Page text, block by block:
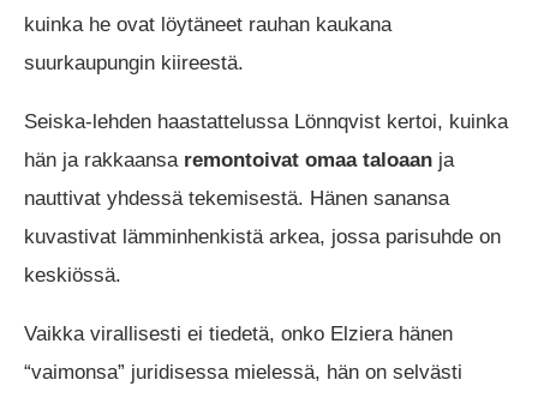
kuinka he ovat löytäneet rauhan kaukana
suurkaupungin kiireestä.
Seiska-lehden haastattelussa Lönnqvist kertoi, kuinka
hän ja rakkaansa remontoivat omaa taloaan ja
nauttivat yhdessä tekemisestä. Hänen sanansa
kuvastivat lämminhenkistä arkea, jossa parisuhde on
keskiössä.
Vaikka virallisesti ei tiedetä, onko Elziera hänen
“vaimonsa” juridisessa mielessä, hän on selvästi